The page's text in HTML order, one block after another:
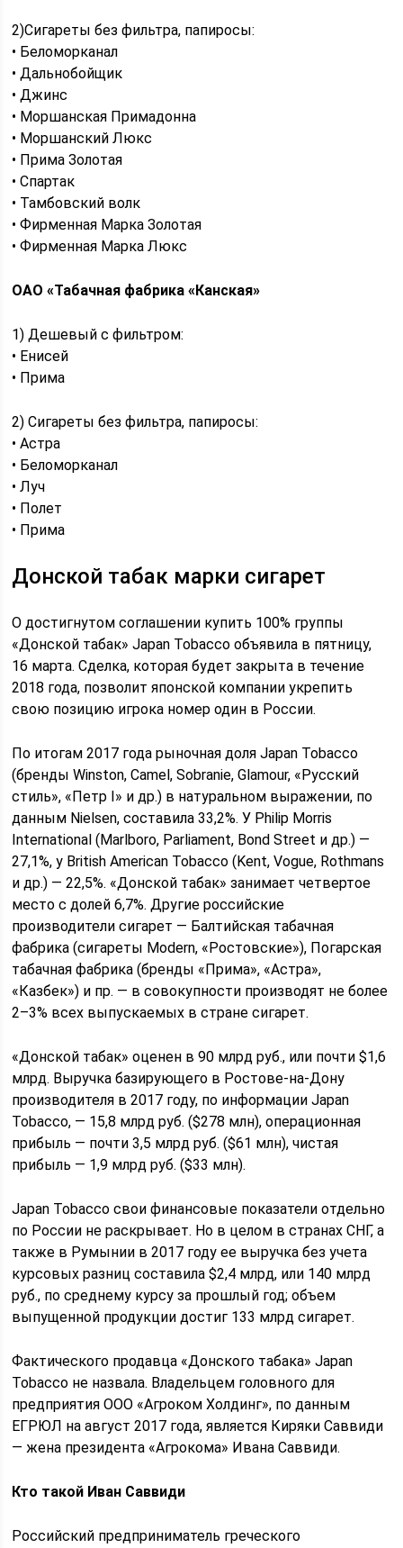
2)Сигареты без фильтра, папиросы:
• Беломорканал
• Дальнобойщик
• Джинс
• Моршанская Примадонна
• Моршанский Люкс
• Прима Золотая
• Спартак
• Тамбовский волк
• Фирменная Марка Золотая
• Фирменная Марка Люкс
ОАО «Табачная фабрика «Канская»
1) Дешевый с фильтром:
• Енисей
• Прима
2) Сигареты без фильтра, папиросы:
• Астра
• Беломорканал
• Луч
• Полет
• Прима
Донской табак марки сигарет
​О достигнутом соглашении купить 100% группы
«Донской табак» Japan Tobacco объявила в пятницу,
16 марта. Сделка, которая будет закрыта в течение
2018 года, позволит японской компании укрепить
свою позицию игрока номер один в России.
По итогам 2017 года рыночная доля Japan Tobacco
(бренды Winston, Camel, Sobranie, Glamour, «Русский
стиль», «Петр I» и др.) в натуральном выражении, по
данным Nielsen, составила 33,2%. У Philip Morris
International (Marlboro, Parliament, Bond Street и др.) —
27,1%, у British American Tobacco (Kent, Vogue, Rothmans
и др.) — 22,5%. «Донской табак» занимает четвертое
место с долей 6,7%. Другие российские
производители сигарет — Балтийская табачная
фабрика (сигареты Modern, «Ростовские»), Погарская
табачная фабрика (бренды «Прима», «Астра»,
«Казбек») и пр. — в совокупности производят не более
2–3% всех выпускаемых в стране сигарет.
«Донской табак» оценен в 90 млрд руб., или почти $1,6
млрд. Выручка базирующего в Ростове-на-Дону
производителя в 2017 году, по информации Japan
Tobacco, — 15,8 млрд руб. ($278 млн), операционная
прибыль — почти 3,5 млрд руб. ($61 млн), чистая
прибыль — 1,9 млрд руб. ($33 млн).
Japan Tobacco свои финансовые показатели отдельно
по России не раскрывает. Но в целом в странах СНГ, а
также в Румынии в 2017 году ее выручка без учета
курсовых разниц составила $2,4 млрд, или 140 млрд
руб., по среднему курсу за прошлый год; объем
выпущенной продукции достиг 133 млрд сигарет.
Фактического продавца «Донского табака» Japan
Tobacco не назвала. Владельцем головного для
предприятия ООО «Агроком Холдинг», по данным
ЕГРЮЛ на август 2017 года, является Киряки Саввиди
— жена президента «Агрокома» Ивана Саввиди.
Кто такой Иван Саввиди
Российский предприниматель греческого